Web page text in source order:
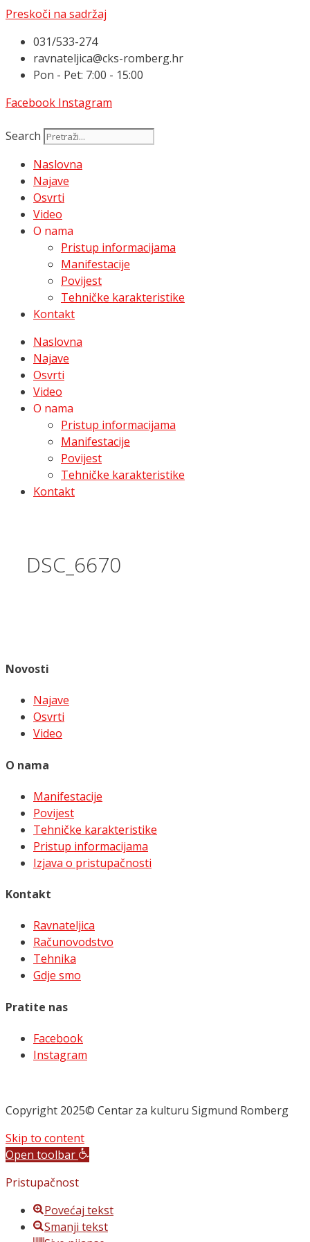
Preskoči na sadržaj
031/533-274
ravnateljica@cks-romberg.hr
Pon - Pet: 7:00 - 15:00
Facebook Instagram
Search
Naslovna
Najave
Osvrti
Video
O nama
Pristup informacijama
Manifestacije
Povijest
Tehničke karakteristike
Kontakt
Naslovna
Najave
Osvrti
Video
O nama
Pristup informacijama
Manifestacije
Povijest
Tehničke karakteristike
Kontakt
DSC_6670
Novosti
Najave
Osvrti
Video
O nama
Manifestacije
Povijest
Tehničke karakteristike
Pristup informacijama
Izjava o pristupačnosti
Kontakt
Ravnateljica
Računovodstvo
Tehnika
Gdje smo
Pratite nas
Facebook
Instagram
Copyright 2025© Centar za kulturu Sigmund Romberg
Skip to content
Open toolbar
Pristupačnost
Povećaj tekst
Smanji tekst